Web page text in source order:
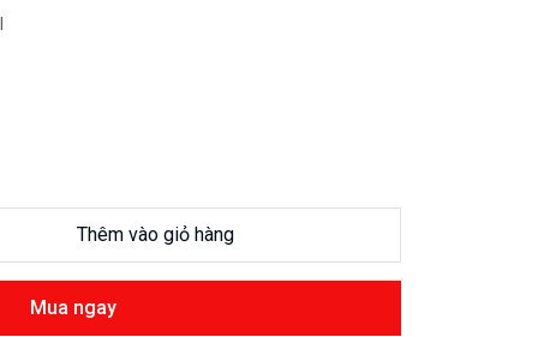
Thêm vào giỏ hàng
Mua ngay